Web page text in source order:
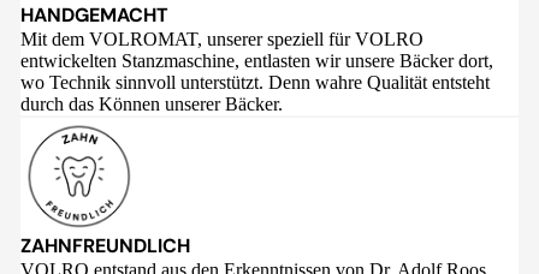
HANDGEMACHT
Mit dem VOLROMAT, unserer speziell für VOLRO
entwickelten Stanzmaschine, entlasten wir unsere Bäcker dort,
wo Technik sinnvoll unterstützt. Denn wahre Qualität entsteht
durch das Können unserer Bäcker.
ZAHNFREUNDLICH
VOLRO entstand aus den Erkenntnissen von Dr. Adolf Roos,